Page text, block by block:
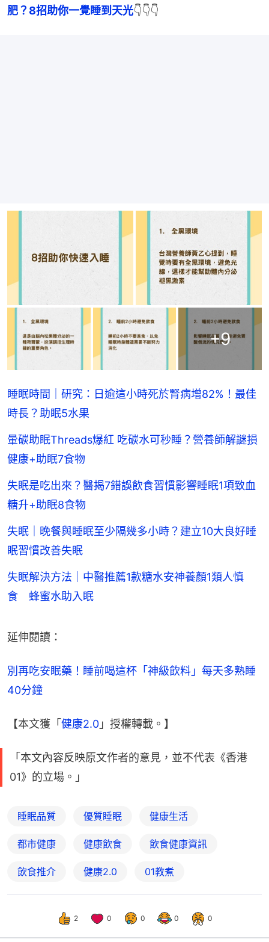
肥？8招助你一覺睡到天光👇👇👇
+9
睡眠時間｜研究：日逾這小時死於腎病增82%！最佳
時長？助眠5水果
暈碳助眠Threads爆紅 吃碳水可秒睡？營養師解謎損
健康+助眠7食物
失眠是吃出來？醫揭7錯誤飲食習慣影響睡眠1項致血
糖升+助眠8食物
失眠｜晚餐與睡眠至少隔幾多小時？建立10大良好睡
眠習慣改善失眠
失眠解決方法｜中醫推薦1款糖水安神養顏1類人慎
食 蜂蜜水助入眠
延伸閱讀：
別再吃安眠藥！睡前喝這杯「神級飲料」每天多熟睡
40分鐘
【本文獲「 健康2.0 」授權轉載。】
「本文內容反映原文作者的意見，並不代表《香港
01》的立場。」
睡眠品質 優質睡眠 健康生活
都市健康 健康飲食 飲食健康資訊
飲食推介 健康2.0 01教煮
2 0 0 0 0